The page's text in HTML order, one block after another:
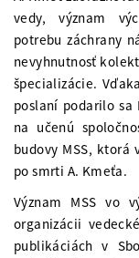
vedy, význam
potrebu záchrany
nevyhnutnosť
špecializácie.
poslaní podarilo sa
na učenú
budovy MSS, ktorá
po smrti A. Kmeťa.
Význam MSS vo
organizácii
publikáciách v